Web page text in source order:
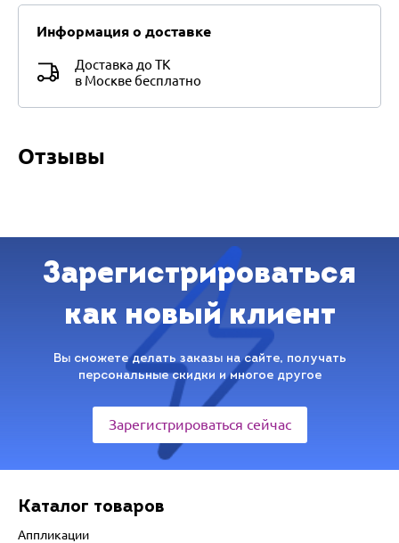
Информация о доставке
Доставка до ТК
в Москве бесплатно
Отзывы
Зарегистрироваться
как новый клиент
Вы сможете делать заказы на сайте, получать
персональные скидки и многое другое
Зарегистрироваться сейчас
Каталог товаров
Аппликации